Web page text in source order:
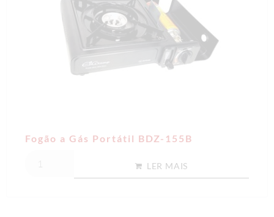
Fogão a Gás Portátil BDZ-155B
LER MAIS